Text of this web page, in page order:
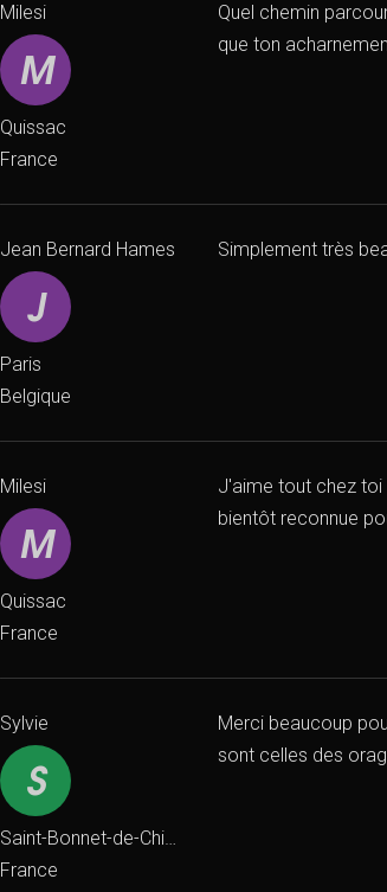
Milesi
Quissac
France
Quel chemin
que ton
Jean Bernard Hames
Paris
Belgique
Simplement très
Milesi
Quissac
France
J'aime tout chez toi
bientôt reconnue
Sylvie
France
Merci beaucoup
sont celles des